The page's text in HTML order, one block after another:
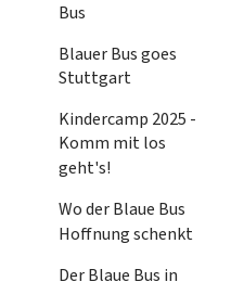
Bus
Blauer Bus goes
Stuttgart
Kindercamp 2025 -
Komm mit los
geht's!
Wo der Blaue Bus
Hoffnung schenkt
Der Blaue Bus in